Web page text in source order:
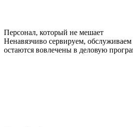
Персонал, который не мешает
Ненавязчиво сервируем,
остаются вовлечены в деловую